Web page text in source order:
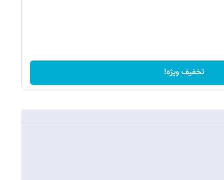
تخفیف ویژه!